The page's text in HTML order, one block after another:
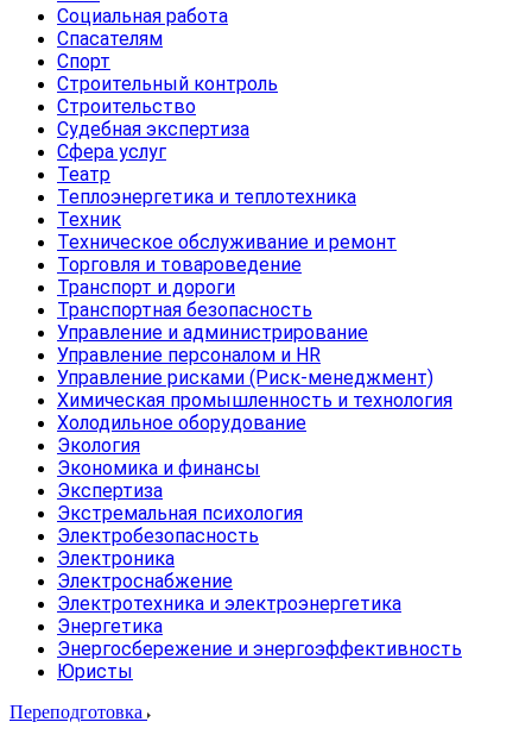
Социальная работа
Спасателям
Спорт
Строительный контроль
Строительство
Судебная экспертиза
Сфера услуг
Театр
Теплоэнергетика и теплотехника
Техник
Техническое обслуживание и ремонт
Торговля и товароведение
Транспорт и дороги
Транспортная безопасность
Управление и администрирование
Управление персоналом и HR
Управление рисками (Риск-менеджмент)
Химическая промышленность и технология
Холодильное оборудование
Экология
Экономика и финансы
Экспертиза
Экстремальная психология
Электробезопасность
Электроника
Электроснабжение
Электротехника и электроэнергетика
Энергетика
Энергосбережение и энергоэффективность
Юристы
Переподготовка